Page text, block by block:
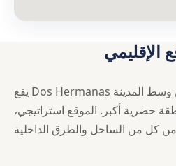
الإقليمي
يقع Dos Hermanas في غرب مالاغا، بالقرب من وسط المدينة
حضرية أكبر. الموقع استراتيجي،